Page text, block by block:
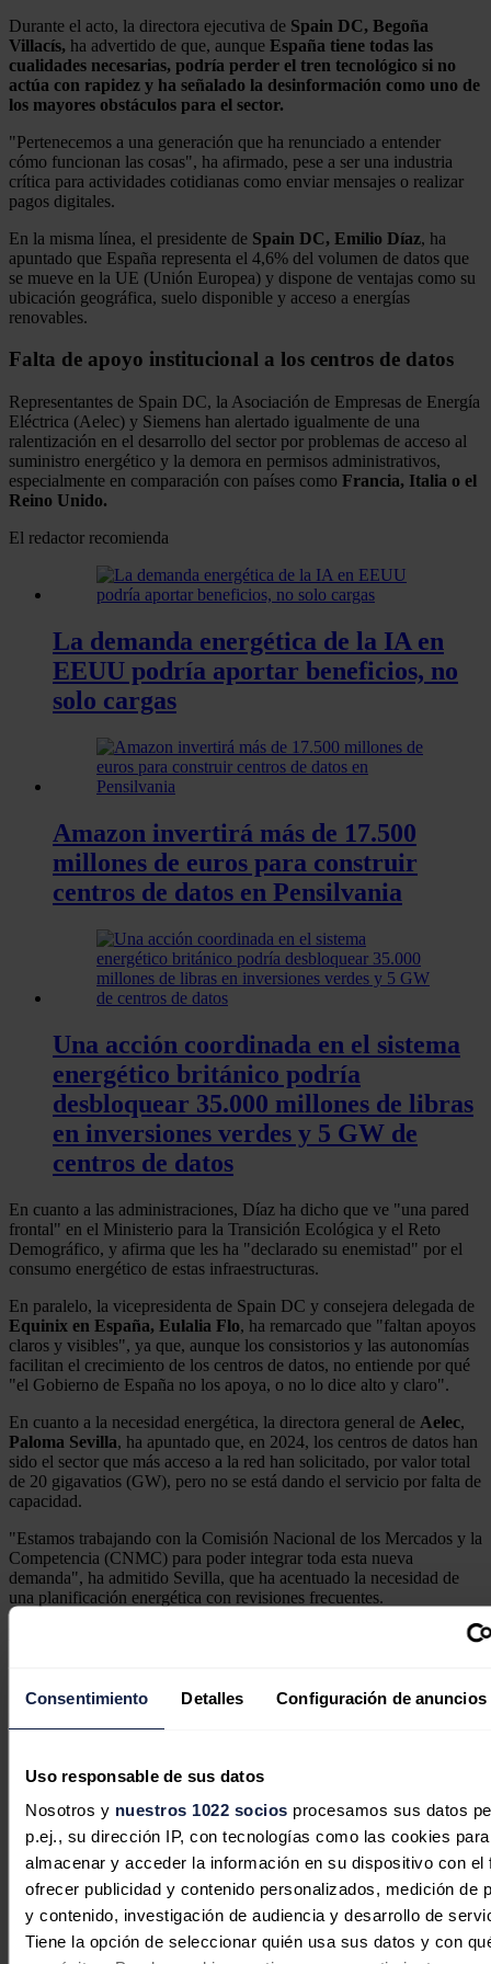
Consentimiento Detalles Configuración de anuncios
Uso responsable de sus datos
Nosotros y nuestros 1022 socios procesamos sus datos
p.ej., su dirección IP, con tecnologías como las cookies para
almacenar y acceder la información en su dispositivo con el
ofrecer publicidad y contenido personalizados, medición de
y contenido, investigación de audiencia y desarrollo de
Tiene la opción de seleccionar quién usa sus datos y con
Durante el acto, la directora ejecutiva de Spain DC, Begoña
Villacís, ha advertido de que, aunque España tiene todas las
cualidades necesarias, podría perder el tren tecnológico si no
actúa con rapidez y ha señalado la desinformación como uno de
los mayores obstáculos para el sector.
"Pertenecemos a una generación que ha renunciado a entender
cómo funcionan las cosas", ha afirmado, pese a ser una industria
crítica para actividades cotidianas como enviar mensajes o realizar
pagos digitales.
En la misma línea, el presidente de Spain DC, Emilio Díaz, ha
apuntado que España representa el 4,6% del volumen de datos que
se mueve en la UE (Unión Europea) y dispone de ventajas como su
ubicación geográfica, suelo disponible y acceso a energías
renovables.
Falta de apoyo institucional a los centros de datos
Representantes de Spain DC, la Asociación de Empresas de Energía
Eléctrica (Aelec) y Siemens han alertado igualmente de una
ralentización en el desarrollo del sector por problemas de acceso al
suministro energético y la demora en permisos administrativos,
especialmente en comparación con países como Francia, Italia o el
Reino Unido.
El redactor recomienda
La demanda energética de la IA en
EEUU podría aportar beneficios, no
solo cargas
Amazon invertirá más de 17.500
millones de euros para construir
centros de datos en Pensilvania
Una acción coordinada en el sistema
energético británico podría
desbloquear 35.000 millones de libras
en inversiones verdes y 5 GW de
centros de datos
En cuanto a las administraciones, Díaz ha dicho que ve "una pared
frontal" en el Ministerio para la Transición Ecológica y el Reto
Demográfico, y afirma que les ha "declarado su enemistad" por el
consumo energético de estas infraestructuras.
En paralelo, la vicepresidenta de Spain DC y consejera delegada de
Equinix en España, Eulalia Flo, ha remarcado que "faltan apoyos
claros y visibles", ya que, aunque los consistorios y las autonomías
facilitan el crecimiento de los centros de datos, no entiende por qué
"el Gobierno de España no los apoya, o no lo dice alto y claro".
En cuanto a la necesidad energética, la directora general de Aelec,
Paloma Sevilla, ha apuntado que, en 2024, los centros de datos han
sido el sector que más acceso a la red han solicitado, por valor total
de 20 gigavatios (GW), pero no se está dando el servicio por falta de
capacidad.
"Estamos trabajando con la Comisión Nacional de los Mercados y la
Competencia (CNMC) para poder integrar toda esta nueva
demanda", ha admitido Sevilla, que ha acentuado la necesidad de
una planificación energética con revisiones frecuentes.
capacidad en centros de datos para
2030, según Bank of America
Redacción04/08/2026